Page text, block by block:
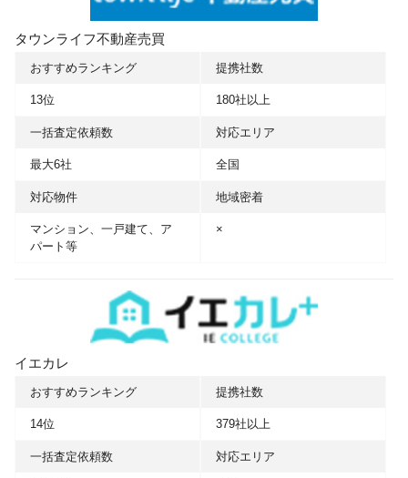
タウンライフ不動産売買
おすすめランキング
13位
提携社数
180社以上
一括査定依頼数
最大6社
対応エリア
全国
対応物件
マンション、一戸建て、ア
パート等
地域密着
×
イエカレ
おすすめランキング
14位
提携社数
379社以上
一括査定依頼数 対応エリア